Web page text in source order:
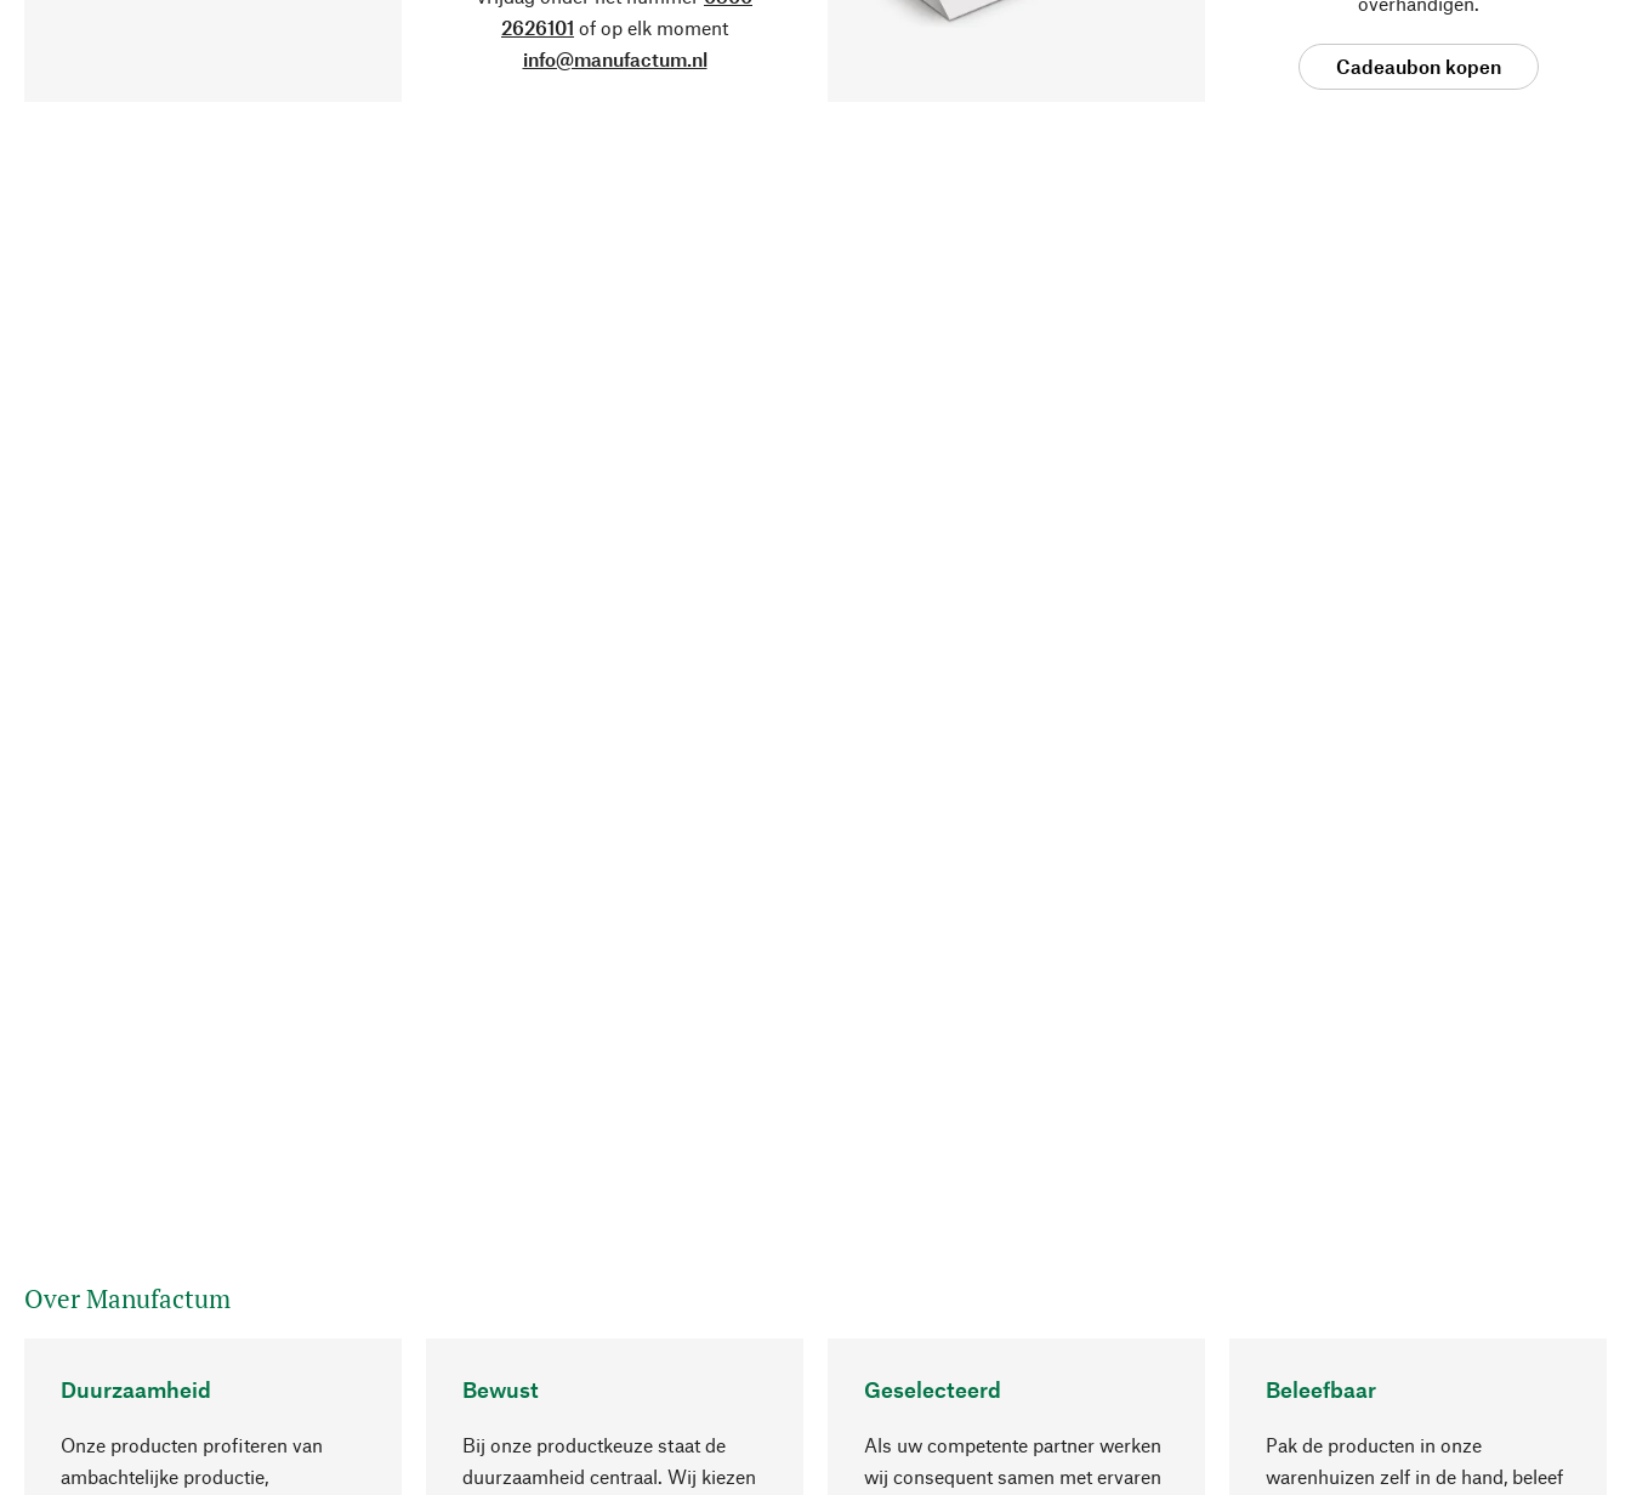
2626101 of op elk moment
info@manufactum.nl
Cadeaubon kopen
Over Manufactum
Duurzaamheid
Onze producten profiteren van
ambachtelijke productie,
Bewust
Bij onze productkeuze staat de
duurzaamheid centraal. Wij kiezen
Geselecteerd
Als uw competente partner werken
wij consequent samen met ervaren
Beleefbaar
Pak de producten in onze
warenhuizen zelf in de hand, beleef